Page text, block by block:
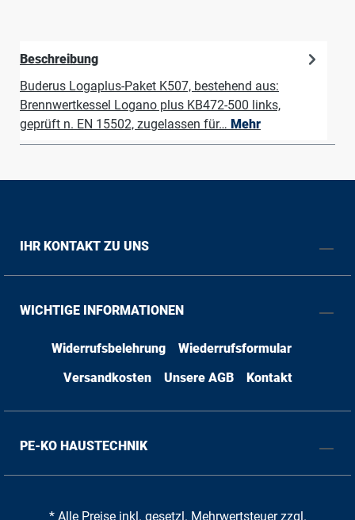
Beschreibung
Buderus Logaplus-Paket K507, bestehend aus:
Brennwertkessel Logano plus KB472-500 links,
geprüft n. EN 15502, zugelassen für… Mehr
IHR KONTAKT ZU UNS
WICHTIGE INFORMATIONEN
Widerrufsbelehrung
Wiederrufsformular
Versandkosten
Unsere AGB Kontakt
PE-KO HAUSTECHNIK
* Alle Preise inkl. gesetzl. Mehrwertsteuer zzgl.